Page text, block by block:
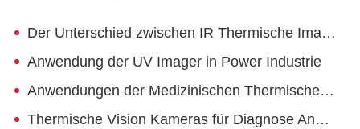
Der Unterschied zwischen IR Thermische Imaging Kamera und UV Imaging Kamera
Anwendung der UV Imager in Power Industrie
Anwendungen der Medizinischen Thermische Infrarot Imager
Thermische Vision Kameras für Diagnose Anwendungen in die Gebäude Industrie